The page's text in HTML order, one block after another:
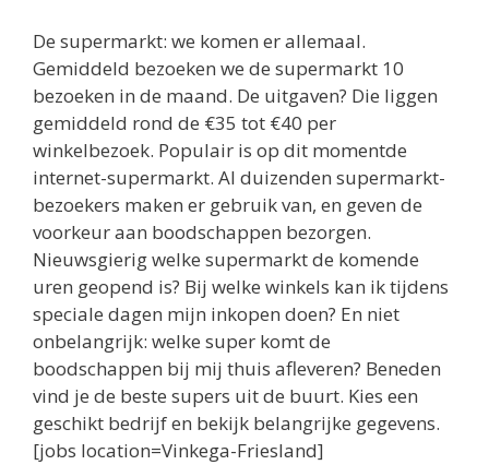
De supermarkt: we komen er allemaal.
Gemiddeld bezoeken we de supermarkt 10
bezoeken in de maand. De uitgaven? Die liggen
gemiddeld rond de €35 tot €40 per
winkelbezoek. Populair is op dit momentde
internet-supermarkt. Al duizenden supermarkt-
bezoekers maken er gebruik van, en geven de
voorkeur aan boodschappen bezorgen.
Nieuwsgierig welke supermarkt de komende
uren geopend is? Bij welke winkels kan ik tijdens
speciale dagen mijn inkopen doen? En niet
onbelangrijk: welke super komt de
boodschappen bij mij thuis afleveren? Beneden
vind je de beste supers uit de buurt. Kies een
geschikt bedrijf en bekijk belangrijke gegevens.
[jobs location=Vinkega-Friesland]